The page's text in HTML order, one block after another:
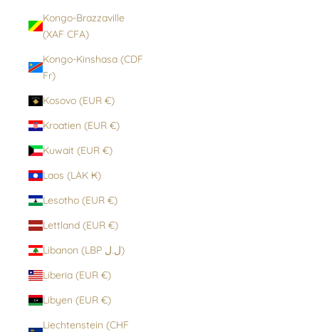
Kongo-Brazzaville
(XAF CFA)
Kongo-Kinshasa (CDF
Fr)
Kosovo (EUR €)
Kroatien (EUR €)
Kuwait (EUR €)
Laos (LAK ₭)
Lesotho (EUR €)
Lettland (EUR €)
Libanon (LBP ل.ل)
Liberia (EUR €)
Libyen (EUR €)
Liechtenstein (CHF